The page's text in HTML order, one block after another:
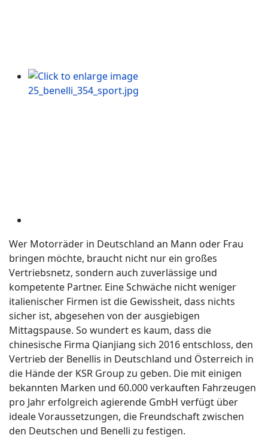
Wer Motorräder in Deutschland an Mann oder Frau
bringen möchte, braucht nicht nur ein großes
Vertriebsnetz, sondern auch zuverlässige und
kompetente Partner. Eine Schwäche nicht weniger
italienischer Firmen ist die Gewissheit, dass nichts
sicher ist, abgesehen von der ausgiebigen
Mittagspause. So wundert es kaum, dass die
chinesische Firma Qianjiang sich 2016 entschloss, den
Vertrieb der Benellis in Deutschland und Österreich in
die Hände der KSR Group zu geben. Die mit einigen
bekannten Marken und 60.000 verkauften Fahrzeugen
pro Jahr erfolgreich agierende GmbH verfügt über
ideale Voraussetzungen, die Freundschaft zwischen
den Deutschen und Benelli zu festigen.